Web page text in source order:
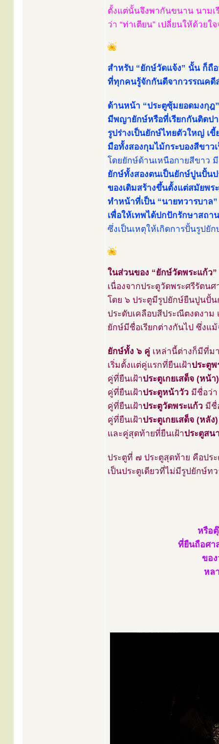
ตั้งแต่นั้นจึงพากันขนาน นาม
ว่า “ท่าเตียน” เปลี่ยนให้ด้วย
สำหรับ “ยักษ์วัดแจ้ง” นั้น ก็ถื
ที่ทุกคนรู้จักกันดีจากวรรณคดี
ด้านหน้า “ประตูซุ้มยอดมงกุฎ
มีพญายักษ์หรือที่เรียกกันติดป
รูปร่างเป็นยักษ์ไทยตัวใหญ่ เ
มือทั้งสองกุมไม้กระบองสีขา
โดยยักษ์ด้านเหนือกายสีขาว
ยักษ์ทั้งสองตนเป็นยักษ์ปูนปั้นป
ของเดิมสร้างขึ้นตั้งแต่สมัยพร
ทำหน้าที่เป็น “นายทวารบาล
เพื่อให้เทพได้ปกปักรักษาสถ
ซึ่งเป็นเหตุให้เกิดการปั้นรูปยั
ในส่วนของ “ยักษ์วัดพระแก้ว
เนื่องจากประตูวัดพระศรีรัตน
โดย ๖ ประตูมีรูปยักษ์ยืนปูนปั้
ประดับเคลือบสีประณีตงดงาม
ยักษ์มีชื่อเรียกต่างกันไป ซึ่งแ
ยักษ์ทั้ง ๖ คู่ เหล่านี้ต่างก็มีที่ม
เริ่มตั้งแต่คู่แรกที่ยืนเฝ้าประตูพ
คู่ที่ยืนเฝ้าประตูเกยเสด็จ (หน้า)
คู่ที่ยืนเฝ้าประตูหน้าวัว มีชื่อว่
คู่ที่ยืนเฝ้าประตูวัดพระแก้ว มีชื่
คู่ที่ยืนเฝ้าประตูเกยเสด็จ (หลัง)
และคู่สุดท้ายที่ยืนเฝ้าประตูสน
ประตูที่ ๗ ประตูสุดท้าย คือปร
เป็นประตูเดียวที่ไม่มีรูปยักษ์
หรือ
ที่ยืนถือศา
ขอ
หล